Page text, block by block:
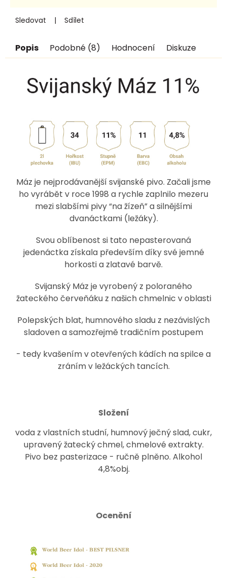
Sledovat Sdílet
Popis Podobné (8) Hodnocení Diskuze
Máz je nejprodávanější svijanské pivo. Začali jsme
ho vyrábět v roce 1998 a rychle zaplnilo mezeru
mezi slabšími pivy “na žízeň” a silnějšími
dvanáctkami (ležáky).
Svou oblíbenost si tato nepasterovaná
jedenáctka získala především díky své jemné
horkosti a zlatavé barvě.
Svijanský Máz je vyrobený z poloraného
žateckého červeňáku z našich chmelnic v oblasti
Polepských blat, humnového sladu z nezávislých
sladoven a samozřejmě tradičním postupem
- tedy kvašením v otevřených kádích na spilce a
zráním v ležáckých tancích.
Složení
voda z vlastních studní, humnový ječný slad, cukr,
upravený žatecký chmel, chmelové extrakty.
Pivo bez pasterizace - ručně plněno. Alkohol
4,8%obj.
Ocenění